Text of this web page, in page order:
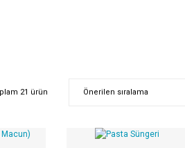
21 ürün